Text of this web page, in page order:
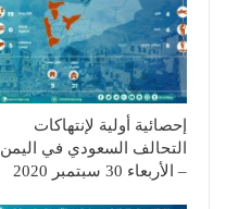
إحصائية أولية لإنتهاكات
التحالف السعودي في اليمن
– الأربعاء 30 سبتمبر 2020